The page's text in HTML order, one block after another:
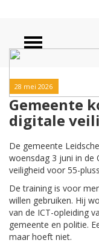
28 mei 2026
Gemeente
digitale
De gemeente
woensdag 3 juni in de
veiligheid voor 55-
De training is voor
willen gebruiken. Hij
van de ICT-opleiding
gemeente en politie.
maar hoeft niet.